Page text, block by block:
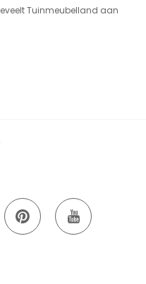
Tuinmeubelland aan